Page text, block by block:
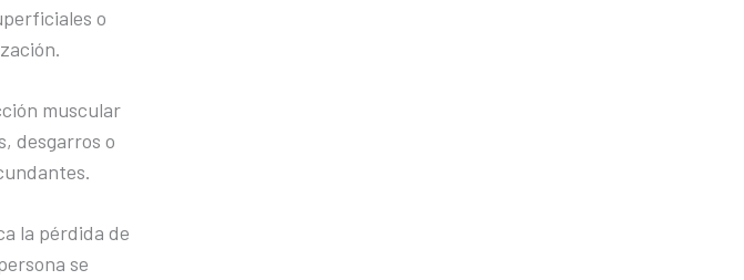
o
muscular
desgarros o
la pérdida de
se